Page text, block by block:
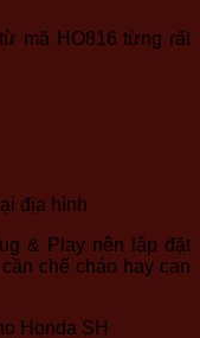
mã HO816 từng rất
địa hình
& Play nên lắp đặt
chế cháo hay can